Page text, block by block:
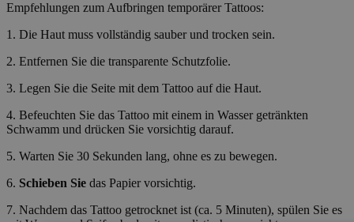
Empfehlungen zum Aufbringen temporärer Tattoos:
1. Die Haut muss vollständig sauber und trocken sein.
2. Entfernen Sie die transparente Schutzfolie.
3. Legen Sie die Seite mit dem Tattoo auf die Haut.
4. Befeuchten Sie das Tattoo mit einem in Wasser getränkten
Schwamm und drücken Sie vorsichtig darauf.
5. Warten Sie 30 Sekunden lang, ohne es zu bewegen.
6. Schieben Sie das Papier vorsichtig.
7. Nachdem das Tattoo getrocknet ist (ca. 5 Minuten), spülen Sie es